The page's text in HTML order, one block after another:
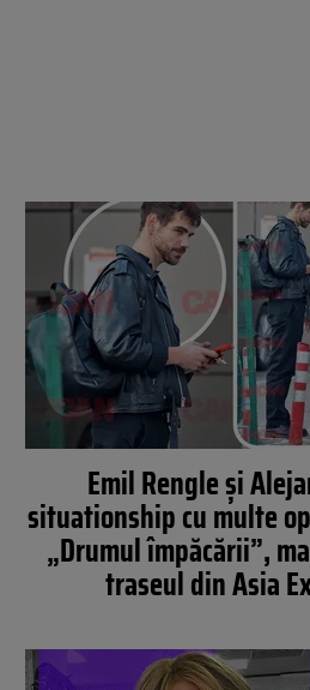
Emil Rengle şi
situationship cu multe
„Drumul împăcării”,
traseul din Asia